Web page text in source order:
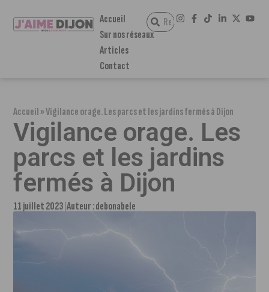
Accueil
Sur nos réseaux
Articles
Contact
Accueil»Vigilance orage. Les parcs et les jardins fermés à Dijon
Vigilance orage. Les
parcs et les jardins
fermés à Dijon
11 juillet 2023 Auteur :debonabele